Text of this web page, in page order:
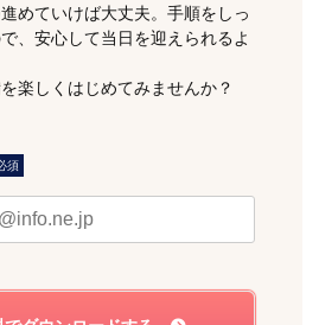
めていけば大丈夫。手順をしっ
、安心して当日を迎えられるよ
楽しくはじめてみませんか？
須